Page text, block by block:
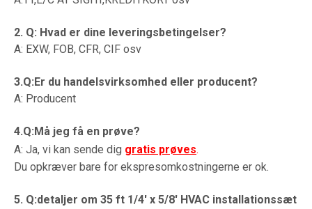
2. Q: Hvad er dine leveringsbetingelser?
A: EXW, FOB, CFR, CIF osv
3.Q:Er du handelsvirksomhed eller producent?
A: Producent
4.Q:Må jeg få en prøve?
A: Ja, vi kan sende dig gratis prøves.
Du opkræver bare for ekspresomkostningerne er ok.
5. Q:detaljer om 35 ft 1/4' x 5/8' HVAC installationssæt